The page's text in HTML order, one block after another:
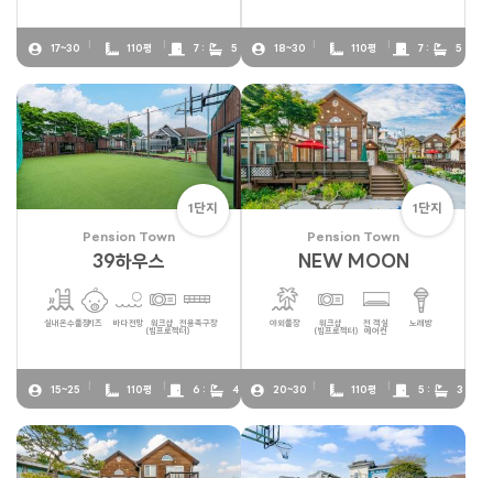
17~30 110평 7 : 5 18~30 110평 7 : 5
1단지
Pension Town
39하우스
실내온수풀장키즈 바다전망
워크샵
(빔프로젝터)
전용족구장
15~25 110평 6 : 4
1단지
Pension Town
NEW MOON
야외풀장
워크샵
(빔프로젝터)
전 객실
에어컨
노래방
20~30 110평 5 : 3